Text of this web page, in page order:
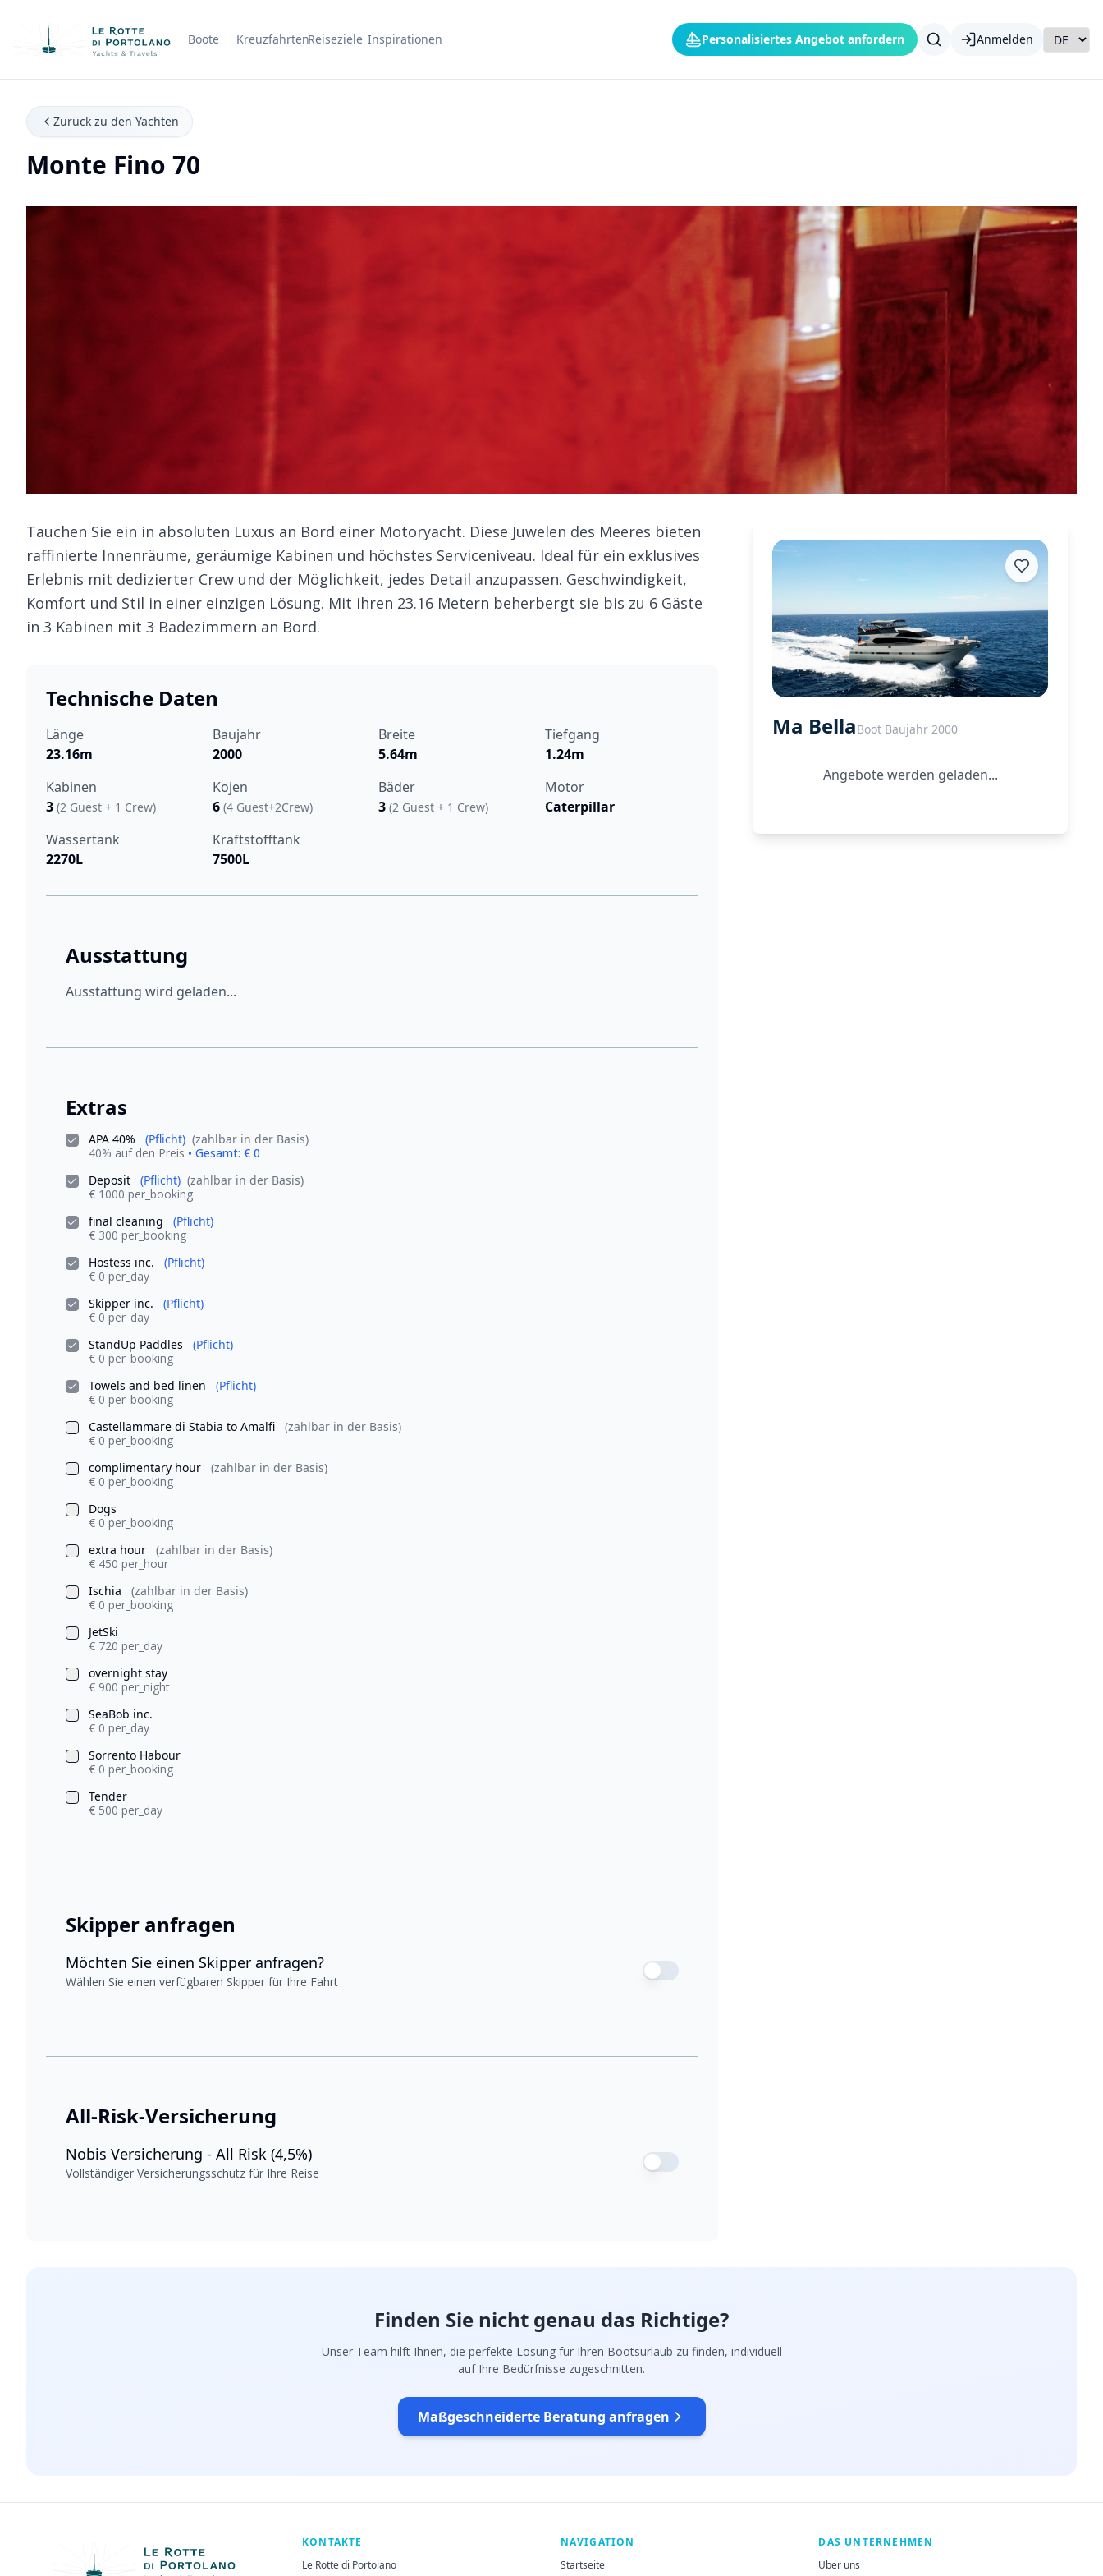
Firmenname Boote KreuzfahrtenReiseziele Inspirationen Personalisiertes Angebot anfordern Anmelden
Zurück zu den Yachten
Monte Fino 70
Tauchen Sie ein in absoluten Luxus an Bord einer Motoryacht. Diese Juwelen des Meeres bieten
raffinierte Innenräume, geräumige Kabinen und höchstes Serviceniveau. Ideal für ein exklusives
Erlebnis mit dedizierter Crew und der Möglichkeit, jedes Detail anzupassen. Geschwindigkeit,
Komfort und Stil in einer einzigen Lösung. Mit ihren 23.16 Metern beherbergt sie bis zu 6 Gäste
in 3 Kabinen mit 3 Badezimmern an Bord.
Technische Daten
Länge
23.16m
Baujahr
2000
Breite
5.64m
Tiefgang
1.24m
Kabinen
3 (2 Guest + 1 Crew)
Kojen
6 (4 Guest+2Crew)
Bäder
3(2 Guest + 1 Crew)
Motor
Caterpillar
Wassertank
2270L
Kraftstofftank
7500L
Ausstattung
Ausstattung wird geladen...
Extras
APA 40% (Pflicht) (zahlbar in der Basis)
40% auf den Preis • Gesamt: € 0
Deposit
(Pflicht) (zahlbar in der Basis)
€ 1000 per_booking
final cleaning
(Pflicht)
€ 300 per_booking
Hostess inc.
(Pflicht)
€ 0 per_day
Skipper inc.
(Pflicht)
€ 0 per_day
StandUp Paddles
(Pflicht)
€ 0 per_booking
Towels and bed linen
(Pflicht)
€ 0 per_booking
Castellammare di Stabia to Amalfi
(zahlbar in der Basis)
€ 0 per_booking
complimentary hour
(zahlbar in der Basis)
€ 0 per_booking
Dogs
€ 0 per_booking
extra hour
(zahlbar in der Basis)
€ 450 per_hour
Ischia
(zahlbar in der Basis)
€ 0 per_booking
JetSki
€ 720 per_day
overnight stay
€ 900 per_night
SeaBob inc.
€ 0 per_day
Sorrento Habour
€ 0 per_booking
Tender
€ 500 per_day
Skipper anfragen
Möchten Sie einen Skipper anfragen?
Wählen Sie einen verfügbaren Skipper für Ihre Fahrt
All-Risk-Versicherung
Nobis Versicherung - All Risk (4,5%)
Vollständiger Versicherungsschutz für Ihre Reise
Ma BellaBoot Baujahr 2000
Angebote werden geladen...
Finden Sie nicht genau das Richtige?
Unser Team hilft Ihnen, die perfekte Lösung für Ihren Bootsurlaub zu finden, individuell
auf Ihre Bedürfnisse zugeschnitten.
Maßgeschneiderte Beratung anfragen
KONTAKTE
Le Rotte di Portolano
NAVIGATION
Startseite
DAS UNTERNEHMEN
Über uns